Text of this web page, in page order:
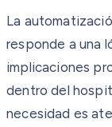
La
responde a una
implicaciones
dentro del
necesidad es